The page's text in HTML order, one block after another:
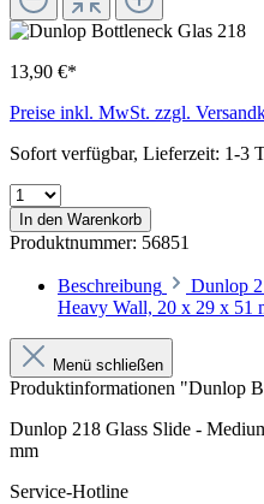
13,90 €*
Preise inkl. MwSt. zzgl.
Sofort verfügbar, Lieferzeit: 1-3
In den Warenkorb
Produktnummer: 56851
Beschreibung
Dunlop
Heavy Wall, 20 x 29 x 51
Menü schließen
Produktinformationen "Dunlop
Dunlop 218 Glass Slide -
mm
Service-Hotline